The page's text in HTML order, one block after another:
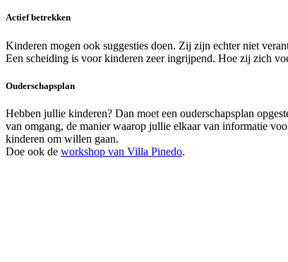
Actief betrekken
Kinderen mogen ook suggesties doen. Zij zijn echter niet
Een scheiding is voor kinderen zeer ingrijpend. Hoe zij zich
Ouderschapsplan
Hebben jullie kinderen? Dan moet een ouderschapsplan
van omgang, de manier waarop jullie elkaar van informatie
kinderen om willen gaan.
Doe ook de workshop van Villa Pinedo.